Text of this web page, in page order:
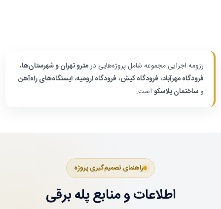
رزومه اجرایی مجموعه شامل پروژه‌هایی درمترو تهران و شهرستان‌ها،
فرودگاه مهرآباد، فرودگاه کیش، فرودگاه ارومیه،ایستگاه‌های راه‌آهن
و ساختمان پلاسکو است.
راهنمای تصمیم‌گیری پروژه
اطلاعات و منابع پله برقی